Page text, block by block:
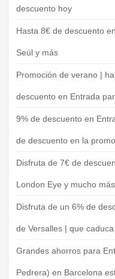
descuento hoy
Hasta 8€ de descuento
Seúl y más
Promoción de verano |
descuento en Entrada
9% de descuento en
de descuento en la
Disfruta de 7€ de
London Eye y mucho
Disfruta de un 6% de
de Versalles | que
Grandes ahorros para
Pedrera) en Barcelona